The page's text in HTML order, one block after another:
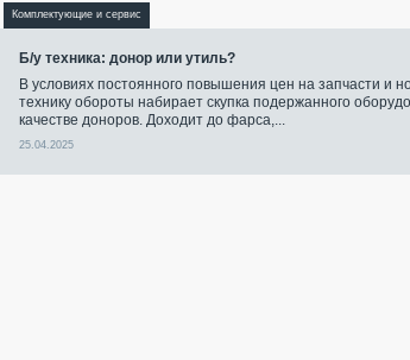
Комплектующие и сервис
Б/у техника: донор или утиль?
В условиях постоянного повышения цен на запчасти и
технику обороты набирает скупка подержанного
качестве доноров. Доходит до фарса,...
25.04.2025